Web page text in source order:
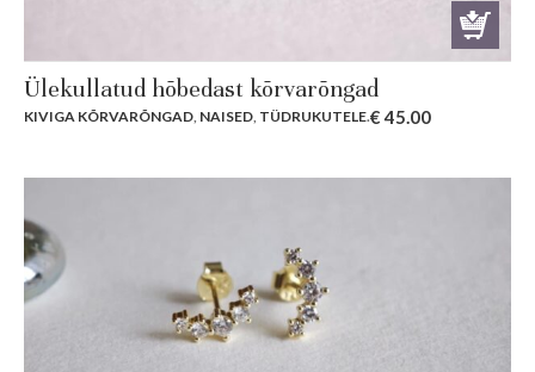
Ülekullatud hõbedast kõrvarõngad
KIVIGA KÕRVARÕNGAD NAISED TÜDRUKUTELE.€45.00